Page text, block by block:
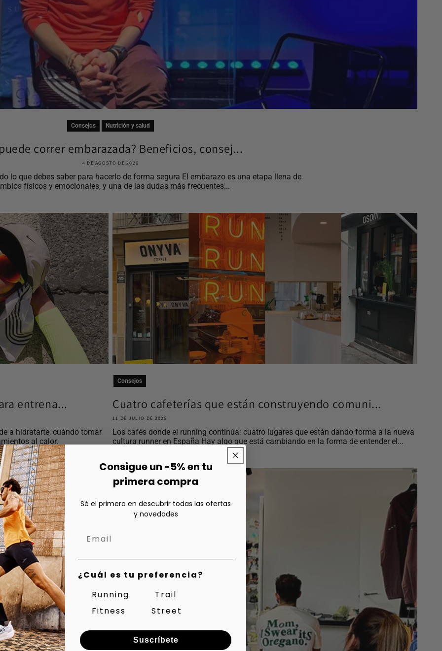
Consejos Nutrición y salud
correr embarazada? Beneficios, consej...
4 DE AGOSTO DE 2026
lo que debes saber para hacerlo de forma segura El embarazo es una etapa llena de
físicos y emocionales, y una de las dudas más frecuentes...
entrena...
a hidratarte, cuándo tomar
al calor.
Consejos
Cuatro cafeterías que están construyendo comuni...
11 DE JULIO DE 2026
Los cafés donde el running continúa: cuatro lugares que están dando forma a la nueva
cultura runner en España Hay algo que está cambiando en la forma de entender el...
Consigue un -5% en tu
primera compra
Sé el primero en descubrir todas las ofertas
y novedades
¿Cuál es tu preferencia?
Running
Trail
Fitness
Street
Suscríbete